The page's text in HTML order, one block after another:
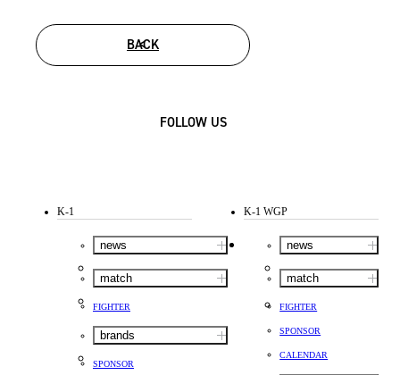
BACK
FOLLOW US
K-1
news
match
FIGHTER
brands
SPONSOR
K-1 WGP
news
match
FIGHTER
SPONSOR
CALENDAR